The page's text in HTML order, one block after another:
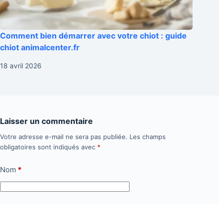
Comment bien démarrer avec votre chiot : guide
chiot animalcenter.fr
18 avril 2026
Laisser un commentaire
Votre adresse e-mail ne sera pas publiée. Les champs
obligatoires sont indiqués avec *
Nom *